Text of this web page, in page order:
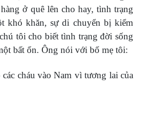
ở quê lên cho hay, tình trạng
khó khăn, sự di chuyển bị kiểm
tôi cho biết tình trạng đời sống
bất ổn. Ông nói với bố mẹ tôi:
cháu vào Nam vì tương lai của